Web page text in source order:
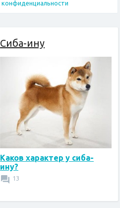
конфиденциальности
Сиба-ину
Каков характер у сиба-
ину?
13